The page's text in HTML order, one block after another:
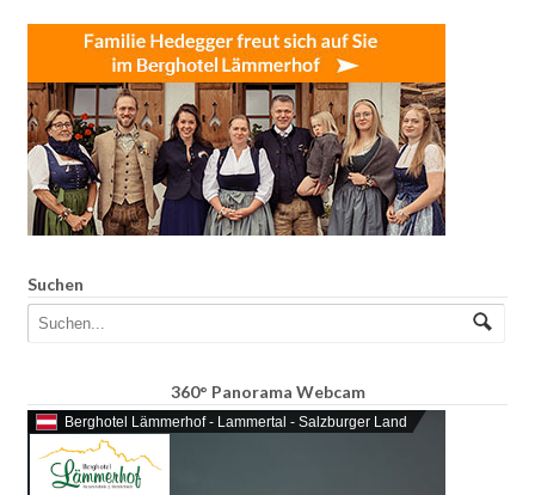
Suchen
360° Panorama Webcam
Berghotel Lämmerhof - Lammertal - Salzburger Land